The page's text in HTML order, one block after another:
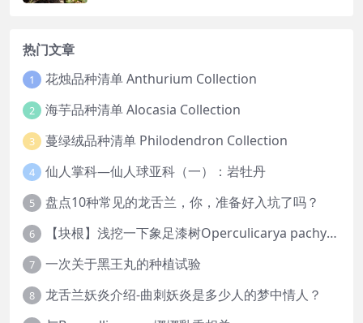
热门文章
1 花烛品种清单 Anthurium Collection
2 海芋品种清单 Alocasia Collection
3 蔓绿绒品种清单 Philodendron Collection
4 仙人掌科—仙人球亚科（一）：岩牡丹
5 盘点10种常见的龙舌兰，你，准备好入坑了吗？
6 【块根】浅挖一下象足漆树Operculicarya pachypus
7 一次关于黑王丸的种植试验
8 龙舌兰妖炎介绍-曲刺妖炎是多少人的梦中情人？